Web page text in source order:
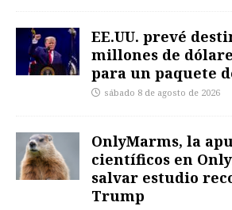
EE.UU. prevé
millones de
para un paquete
sábado 8 de agosto de 2026
OnlyMarms, la
científicos en
salvar estudio
Trump